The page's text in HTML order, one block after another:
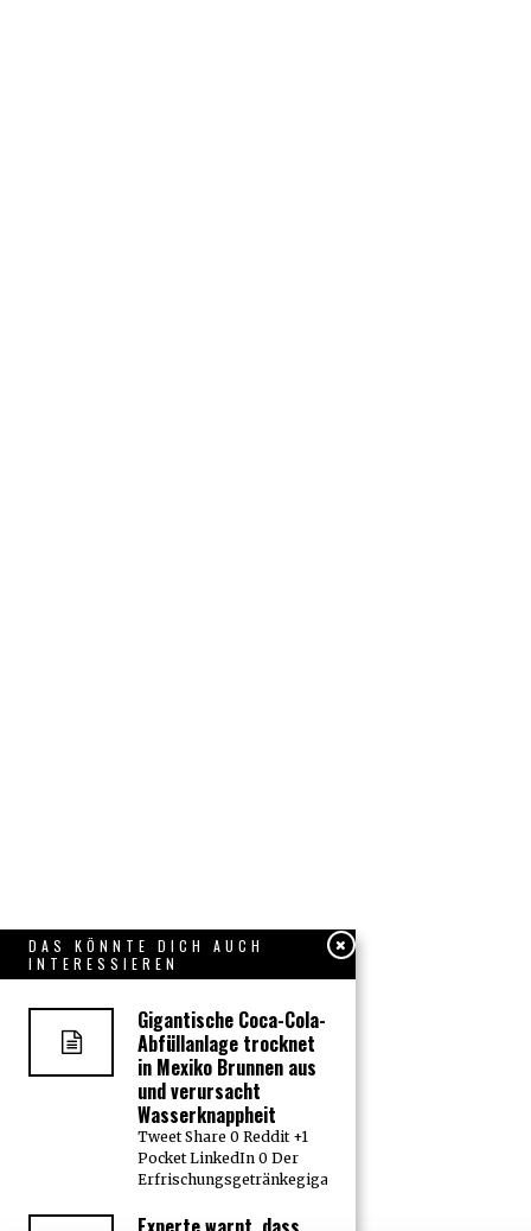
DAS KÖNNTE DICH AUCH
INTERESSIEREN
Gigantische Coca-Cola-
Abfüllanlage trocknet
in Mexiko Brunnen aus
und verursacht
Wasserknappheit
Tweet Share 0 Reddit +1
Pocket LinkedIn 0 Der
Erfrischungsgetränkegigant